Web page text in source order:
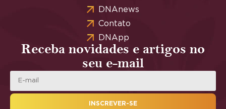
DNAnews
Contato
DNApp
Receba novidades e artigos no
seu e-mail
INSCREVER-SE